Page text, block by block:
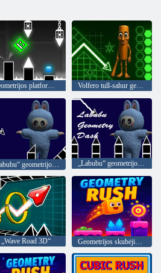
Geometrijos platformeris Volfero tull-sahur geometrijos brūkšnys
„Labubu“ geometrijos brūkšnys „Labubu“ geometrijos brūkšnys
„Wave Road 3D“ Geometrijos skubėjimas